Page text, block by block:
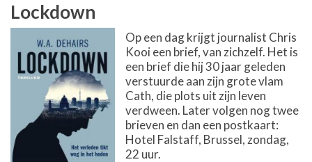
Lockdown
Op een dag krijgt journalist Chris
Kooi een brief, van zichzelf. Het is
een brief die hij 30 jaar geleden
verstuurde aan zijn grote vlam
Cath, die plots uit zijn leven
verdween. Later volgen nog twee
brieven en dan een postkaart:
Hotel Falstaff, Brussel, zondag,
22 uur.